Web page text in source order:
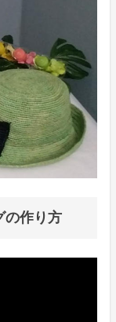
り方